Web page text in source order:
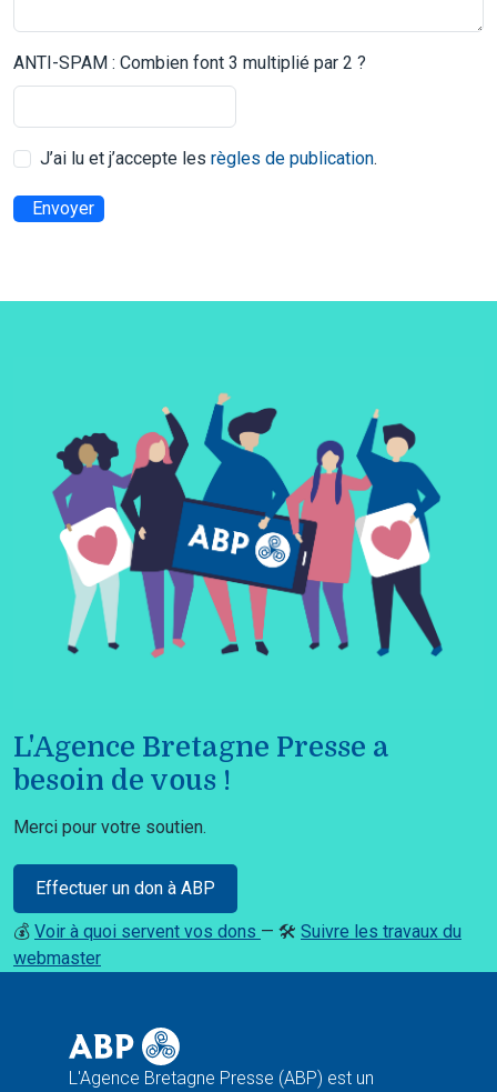
ANTI-SPAM : Combien font 3 multiplié par 2 ?
J’ai lu et j’accepte les règles de publication.
Envoyer
L'Agence Bretagne Presse a
besoin de vous !
Merci pour votre soutien.
Effectuer un don à ABP
💰 Voir à quoi servent vos dons — 🛠️ Suivre les travaux du
webmaster
L'Agence Bretagne Presse (ABP) est un